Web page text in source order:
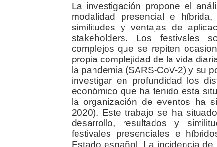
La investigación propone el
modalidad presencial e
similitudes y ventajas de
stakeholders. Los festivales
complejos que se repiten
propia complejidad de la vida
la pandemia (SARS-CoV-2) y su
investigar en profundidad los
económico que ha tenido esta
la organización de eventos ha
2020). Este trabajo se ha
desarrollo, resultados y
festivales presenciales e
Estado español. La incidencia